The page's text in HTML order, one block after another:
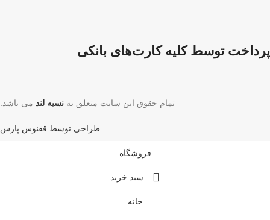
پرداخت توسط کلیه کارت‌های بانکی
تمام حقوق این سایت متعلق به نسیه لند می باشد.
طراحی توسط ققنوس پارس
فروشگاه
سبد خرید
خانه